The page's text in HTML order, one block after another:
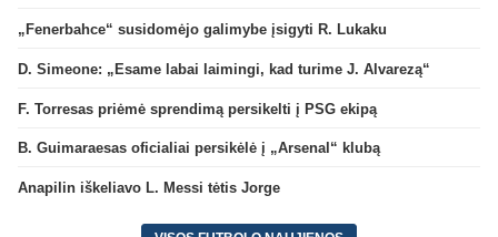
„Fenerbahce“ susidomėjo galimybe įsigyti R. Lukaku
D. Simeone: „Esame labai laimingi, kad turime J. Alvarezą“
F. Torresas priėmė sprendimą persikelti į PSG ekipą
B. Guimaraesas oficialiai persikėlė į „Arsenal“ klubą
Anapilin iškeliavo L. Messi tėtis Jorge